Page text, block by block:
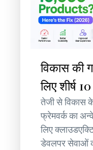
विकास की
लिए शीर्ष
तेजी से विकास
फ्रेमवर्क का
लिए
डेवलपर सेवाओं